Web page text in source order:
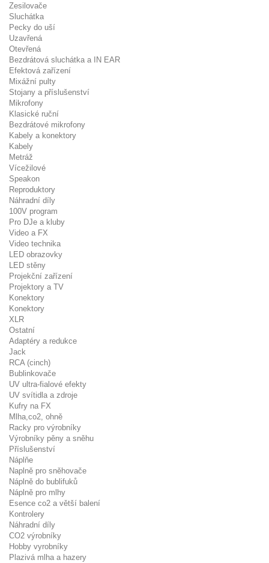
Zesilovače
Sluchátka
Pecky do uší
Uzavřená
Otevřená
Bezdrátová sluchátka a IN EAR
Efektová zařízení
Mixážní pulty
Stojany a příslušenství
Mikrofony
Klasické ruční
Bezdrátové mikrofony
Kabely a konektory
Kabely
Metráž
Vícežilové
Speakon
Reproduktory
Náhradní díly
100V program
Pro DJe a kluby
Video a FX
Video technika
LED obrazovky
LED stěny
Projekční zařízení
Projektory a TV
Konektory
Konektory
XLR
Ostatní
Adaptéry a redukce
Jack
RCA (cinch)
Bublinkovače
UV ultra-fialové efekty
UV svítidla a zdroje
Kufry na FX
Mlha,co2, ohně
Racky pro výrobníky
Výrobníky pěny a sněhu
Příslušenství
Náplňe
Naplně pro sněhovače
Náplně do bublifuků
Náplně pro mlhy
Esence co2 a větší balení
Kontrolery
Náhradní díly
CO2 výrobníky
Hobby vyrobníky
Plazivá mlha a hazery